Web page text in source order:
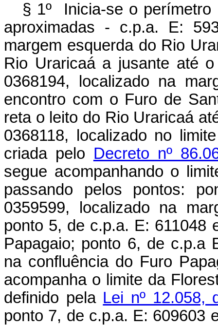
§ 1º Inicia-se o perímetro
aproximadas - c.p.a. E:
margem esquerda do Rio
Rio Uraricaá a jusante até
0368194, localizado na
encontro com o Furo de
reta o leito do Rio Uraricaá
0368118, localizado no
criada pelo Decreto nº
segue acompanhando o
passando pelos pontos:
0359599, localizado na
ponto 5, de c.p.a. E: 611048
Papagaio; ponto 6, de c.p.a
na confluência do Furo
acompanha o limite da
definido pela Lei nº 12.058,
ponto 7, de c.p.a. E: 609603